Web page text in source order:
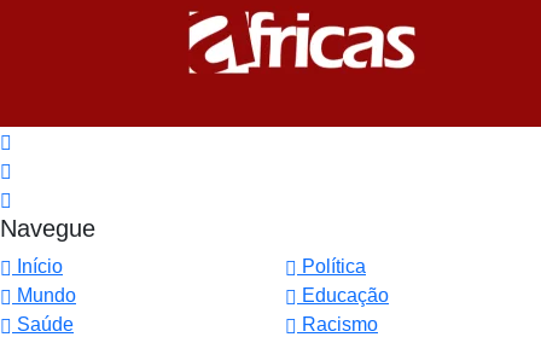
Navegue
Início
Política
Mundo
Educação
Saúde
Racismo